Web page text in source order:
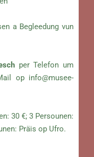
a Begleedung vun
per Telefon um
op info@musee-
30 €; 3 Persounen:
Präis op Ufro.